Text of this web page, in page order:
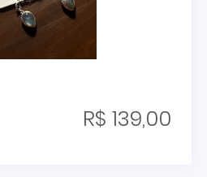
R$ 139,00